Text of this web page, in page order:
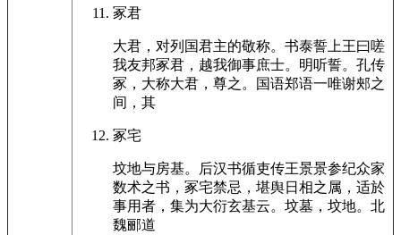
冢君
大君，对列国君主的敬称。书泰誓上王曰嗟
我友邦冢君，越我御事庶士。明听誓。孔传
冢，大称大君，尊之。国语郑语一唯谢郟之
间，其
冢宅
坟地与房基。后汉书循吏传王景景参纪众家
数术之书，冢宅禁忌，堪舆日相之属，适於
事用者，集为大衍玄基云。坟墓，坟地。北
魏郦道